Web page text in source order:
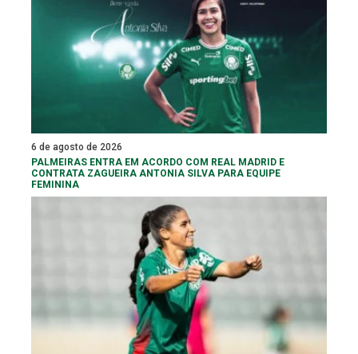
6 de agosto de 2026
PALMEIRAS ENTRA EM ACORDO COM REAL MADRID E
CONTRATA ZAGUEIRA ANTONIA SILVA PARA EQUIPE
FEMININA